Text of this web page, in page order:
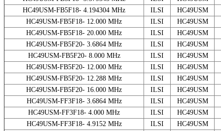
HC49USM-FB5F18- 4.194304 MHz
ILSI
HC49USM
HC49USM-FB5F18- 12.000 MHz
ILSI
HC49USM
HC49USM-FB5F18- 20.000 MHz
ILSI
HC49USM
HC49USM-FB5F20- 3.6864 MHz
ILSI
HC49USM
HC49USM-FB5F20- 8.000 MHz
ILSI
HC49USM
HC49USM-FB5F20- 12.000 MHz
ILSI
HC49USM
HC49USM-FB5F20- 12.288 MHz
ILSI
HC49USM
HC49USM-FB5F20- 16.000 MHz
ILSI
HC49USM
HC49USM-FF3F18- 3.6864 MHz
ILSI
HC49USM
HC49USM-FF3F18- 4.000 MHz
ILSI
HC49USM
HC49USM-FF3F18- 4.9152 MHz
ILSI
HC49USM